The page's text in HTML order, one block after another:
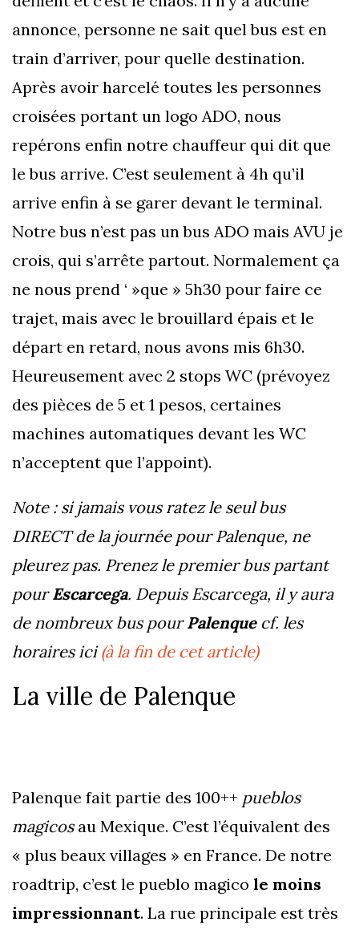
annonce, personne ne sait quel bus est en
train d’arriver, pour quelle destination.
Après avoir harcelé toutes les personnes
croisées portant un logo ADO, nous
repérons enfin notre chauffeur qui dit que
le bus arrive. C’est seulement à 4h qu’il
arrive enfin à se garer devant le terminal.
Notre bus n’est pas un bus ADO mais AVU je
crois, qui s’arrête partout. Normalement ça
ne nous prend ‘ »que » 5h30 pour faire ce
trajet, mais avec le brouillard épais et le
départ en retard, nous avons mis 6h30.
Heureusement avec 2 stops WC (prévoyez
des pièces de 5 et 1 pesos, certaines
machines automatiques devant les WC
n’acceptent que l’appoint).
Note : si jamais vous ratez le seul bus
DIRECT de la journée pour Palenque, ne
pleurez pas. Prenez le premier bus partant
pourEscarcega. Depuis Escarcega, il y aura
de nombreux bus pourPalenque cf. les
horaires ici(à la fin de cet article)
La ville de Palenque
Palenque fait partie des 100++ pueblos
magicosau Mexique. C’est l’équivalent des
« plus beaux villages » en France. De notre
roadtrip, c’est le pueblo magico le moins
impressionnant. La rue principale est très